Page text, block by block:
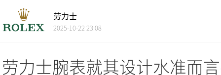
劳力士
2025-10-22 23:08
劳力士腕表就其设计水准而